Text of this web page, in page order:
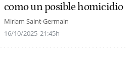
como un posible homicidio
Miriam Saint-Germain
16/10/2025 21:45h